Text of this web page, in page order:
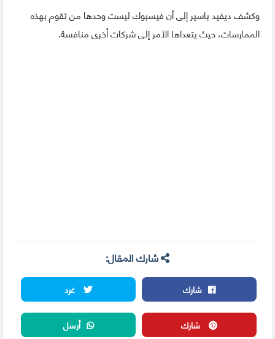
وكشف ديفيد باسير إلى أن فيسبوك ليست وحدها من تقوم بهذه
الممارسات، حيث يتعداها الأمر إلى شركات أخرى منافسة.
شارك المقال:
شارك
غرد
شارك
أرسل